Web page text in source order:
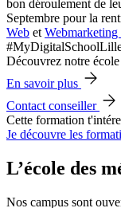
bon déroulement de
Septembre pour la
Web et
Découvrez notre
En savoir plus
Contact conseiller
Cette formation
Je découvre les
L’école des
Nos campus sont